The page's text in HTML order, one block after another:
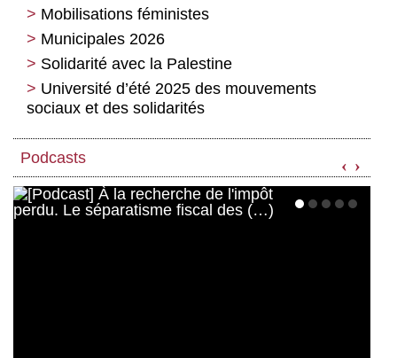
Mobilisations féministes
Municipales 2026
Solidarité avec la Palestine
Université d’été 2025 des mouvements
sociaux et des solidarités
Podcasts ‹ ›